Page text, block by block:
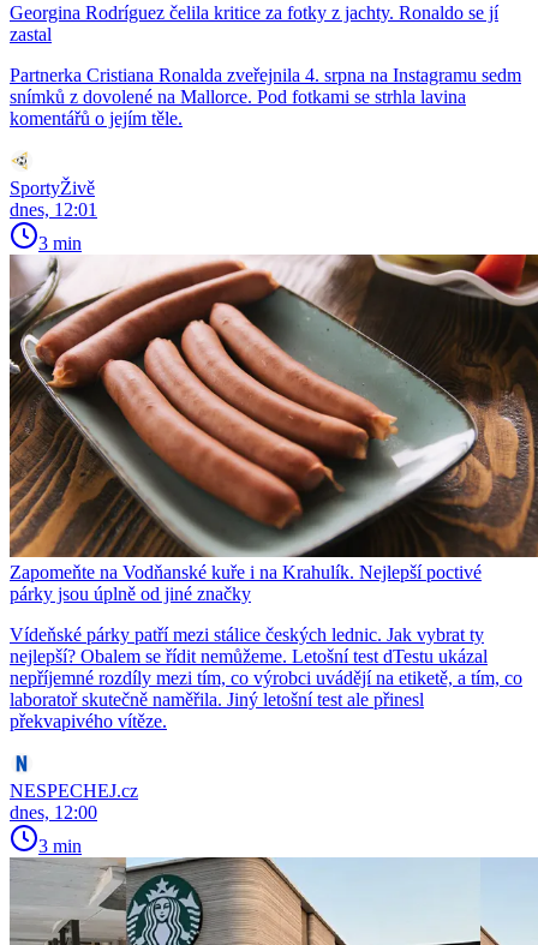
Georgina Rodríguez čelila kritice za fotky z jachty. Ronaldo se jí
zastal
Partnerka Cristiana Ronalda zveřejnila 4. srpna na Instagramu sedm
snímků z dovolené na Mallorce. Pod fotkami se strhla lavina
komentářů o jejím těle.
SportyŽivě
dnes, 12:01
3 min
Zapomeňte na Vodňanské kuře i na Krahulík. Nejlepší poctivé
párky jsou úplně od jiné značky
Vídeňské párky patří mezi stálice českých lednic. Jak vybrat ty
nejlepší? Obalem se řídit nemůžeme. Letošní test dTestu ukázal
nepříjemné rozdíly mezi tím, co výrobci uvádějí na etiketě, a tím, co
laboratoř skutečně naměřila. Jiný letošní test ale přinesl
překvapivého vítěze.
NESPECHEJ.cz
dnes, 12:00
3 min